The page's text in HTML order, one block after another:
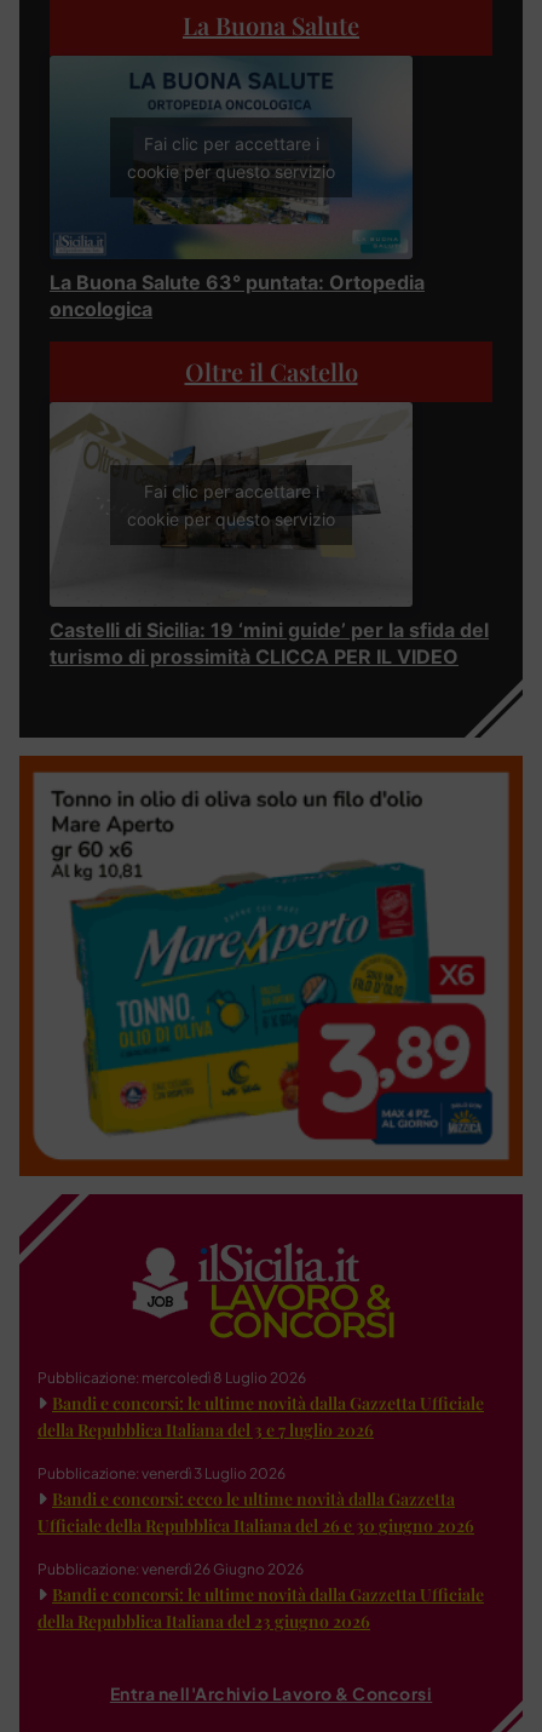
La Buona Salute
Fai clic per accettare i
cookie per questo servizio
La Buona Salute 63° puntata: Ortopedia
oncologica
Oltre il Castello
Fai clic per accettare i
cookie per questo servizio
Castelli di Sicilia: 19 ‘mini guide’ per la sfida del
turismo di prossimità CLICCA PER IL VIDEO
Pubblicazione: mercoledì 8 Luglio 2026
Bandi e concorsi: le ultime novità dalla Gazzetta Ufficiale
della Repubblica Italiana del 3 e 7 luglio 2026
Pubblicazione: venerdì 3 Luglio 2026
Bandi e concorsi: ecco le ultime novità dalla Gazzetta
Ufficiale della Repubblica Italiana del 26 e 30 giugno 2026
Pubblicazione: venerdì 26 Giugno 2026
Bandi e concorsi: le ultime novità dalla Gazzetta Ufficiale
della Repubblica Italiana del 23 giugno 2026
Entra nell'Archivio Lavoro & Concorsi